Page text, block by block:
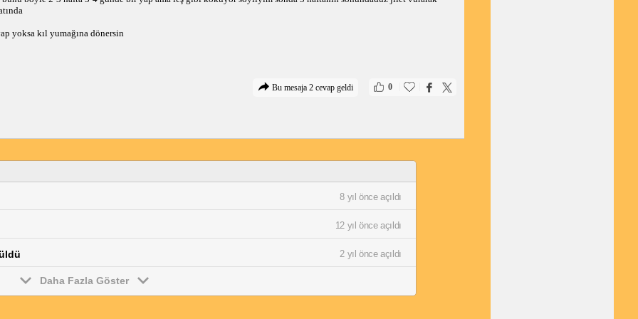
yoksa kıl yumağına dönersin
0
Bu mesaja 2 cevap geldi
8 yıl önce açıldı
12 yıl önce açıldı
2 yıl önce açıldı
Daha Fazla Göster